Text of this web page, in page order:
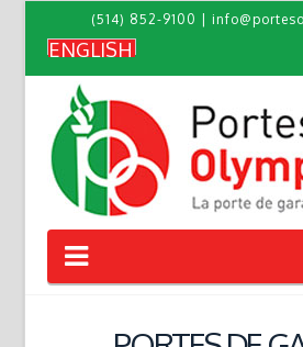
(514) 852-9100
ENGLISH
Navigation